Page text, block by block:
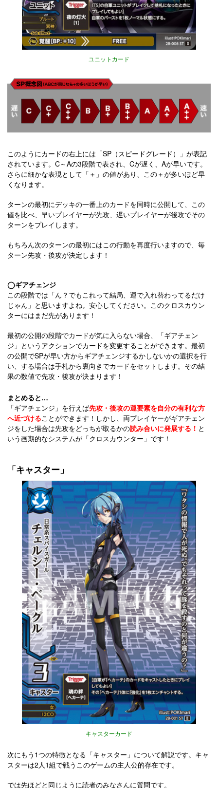
ユニットカード
このようにカードの右上には「SP（スピードグレード）」が表記
されています。C～Aの3段階で表され、Cが遅く、Aが早いです。
さらに細かな表現として「＋」の値があり、この＋が多いほど早
くなります。
ターンの最初にデッキの一番上のカードを同時に公開して、この
値を比べ、早いプレイヤーが先攻、遅いプレイヤーが後攻でその
ターンをプレイします。
もちろん次のターンの最初にはこの行動を再度行いますので、毎
ターン先攻・後攻が決定します！
◯ギアチェンジ
この段階では「ん？でもこれって結局、運で入れ替わってるだけ
じゃん」と思いますよね。安心してください。このクロスカウン
ターにはまだ先があります！
最初の公開の段階でカードが気に入らない場合、「ギアチェン
ジ」というアクションでカードを変更することができます。最初
の公開でSPが早い方からギアチェンジするかしないかの選択を行
い、する場合は手札から裏向きでカードをセットします。その結
果の数値で先攻・後攻が決まります！
まとめると…
「ギアチェンジ」を行えば先攻・後攻の運要素を自分の有利な方
へ近づけることができます！しかし、両プレイヤーがギアチェン
ジをした場合は先攻をどっちが取るかの読み合いに発展する！ と
いう画期的なシステムが「クロスカウンター」です！
「キャスター」
キャスターカード
次にもう1つの特徴となる「キャスター」について解説です。キャ
スターは2人1組で戦うこのゲームの主人公的存在です。
では先ほどと同じように読者のみなさんに質問です。